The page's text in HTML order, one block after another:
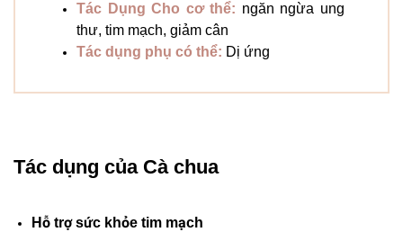
Tác Dụng Cho cơ thể: ngăn ngừa ung
thư, tim mạch, giảm cân
Tác dụng phụ có thể: Dị ứng
Tác dụng của Cà chua
Hỗ trợ sức khỏe tim mạch